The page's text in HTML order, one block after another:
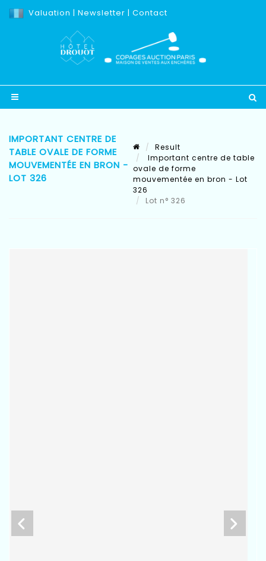
Valuation | Newsletter | Contact
IMPORTANT CENTRE DE
TABLE OVALE DE FORME
MOUVEMENTÉE EN BRON -
LOT 326
Result
Important centre de table
ovale de forme
mouvementée en bron - Lot
326
Lot n° 326